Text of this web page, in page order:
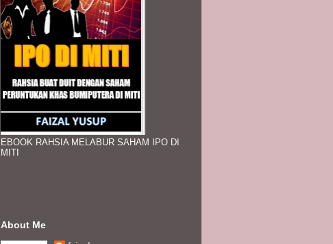
EBOOK RAHSIA MELABUR SAHAM IPO DI
MITI
About Me